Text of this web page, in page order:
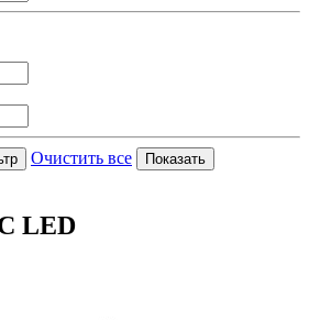
Очистить все
LED